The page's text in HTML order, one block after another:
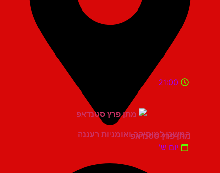
המשכן למוסיקה ואומניות רעננה
21:00
מתן פרץ סטנדאפ
יום ש'